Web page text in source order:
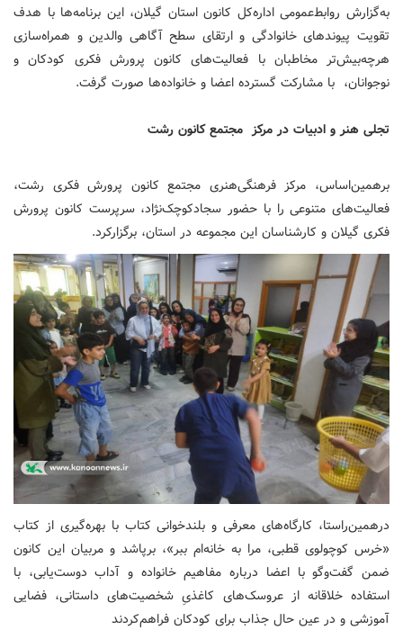
به‌گزارش روابط‌عمومی اداره‌کل کانون استان گیلان، این برنامه‌ها با هدف
تقویت پیوندهای خانوادگی و ارتقای سطح آگاهی والدین و همراه‌سازی
هرچه‌بیش‌تر مخاطبان با فعالیت‌های کانون پرورش فکری کودکان و
نوجوانان، با مشارکت گسترده اعضا و خانواده‌ها صورت گرفت.
تجلی هنر و ادبیات در مرکز مجتمع کانون رشت
برهمین‌اساس، مرکز فرهنگی‌هنری مجتمع کانون پرورش فکری رشت،
فعالیت‌های متنوعی را با حضور سجادکوچک‌نژاد، سرپرست کانون پرورش
فکری گیلان و کارشناسان این مجموعه در استان، برگزارکرد.
درهمین‌راستا، کارگاه‌های معرفی و بلندخوانی کتاب با بهره‌گیری از کتاب
«خرس کوچولوی قطبی، مرا به خانه‌ام ببر»، برپاشد و مربیان این کانون
ضمن گفت‌وگو با اعضا درباره مفاهیم خانواده و آداب دوست‌یابی، با
استفاده خلاقانه از عروسک‌های کاغذیِ شخصیت‌های داستانی، فضایی
آموزشی و در عین حال جذاب برای کودکان فراهم‌کردند